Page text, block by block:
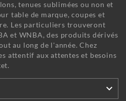
tenues sublimées ou non et
table de marque, coupes et
Les particuliers trouveront
et WNBA, des produits dérivés
au long de l'année. Chez
attentif aux attentes et besoins
